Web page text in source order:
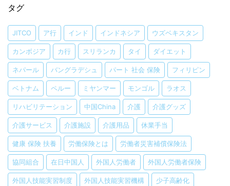
タグ
JITCO ア行 インド インドネシア ウズベキスタン
カンボジア カ行 スリランカ タイ ダイエット
ネパール バングラデシュ パート 社会 保険 フィリピン
ベトナム ペルー ミヤンマー モンゴル ラオス
リハビリテーション 中国China 介護 介護グッズ
介護サービス 介護施設 介護用品 休業手当
健康 保険 扶養 労働保険とは 労働者災害補償保険法
協同組合 在日中国人 外国人労働者 外国人労働者保険
外国人技能実習制度 外国人技能実習機構 少子高齢化